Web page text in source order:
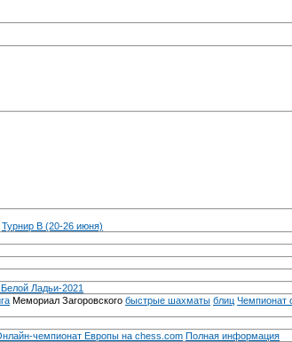
Турнир B (20-26 июня)
Ладьи-2021
Мемориал Загоровского быстрые шахматы блиц Чемпионат
чемпионат Европы на chess.com Полная информация